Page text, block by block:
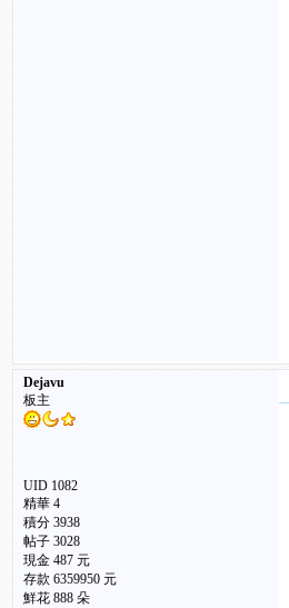
Dejavu
板主
UID 1082
精華4
積分 3938
帖子 3028
現金 487 元
存款 6359950 元
鮮花 888 朵